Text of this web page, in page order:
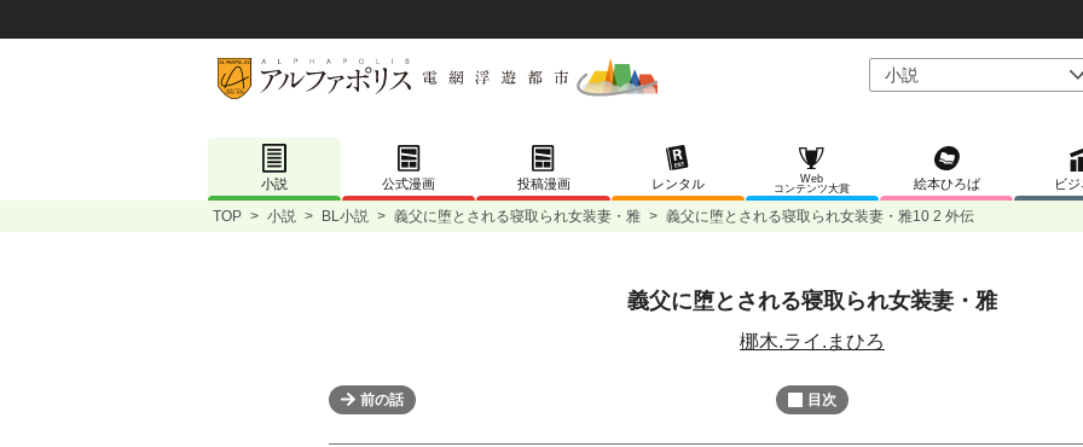
小説 公式漫画 投稿漫画 レンタル
Web
コンテンツ大賞
絵本ひろば ビ
TOP > 小説 > BL小説 > 義父に堕とされる寝取られ女装妻・雅 > 義父に堕とされる寝取られ女装妻・雅10 2 外伝
/
L
a
d
:
義父に堕とされる寝取られ女装妻・雅
梛木.ライ.まひろ
前の話 目次